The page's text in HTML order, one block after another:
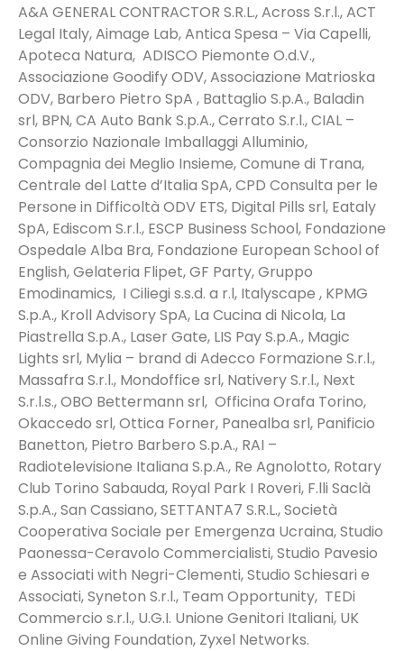
A&A GENERAL CONTRACTOR S.R.L., Across S.r.l., ACT
Legal Italy, Aimage Lab, Antica Spesa – Via Capelli,
Apoteca Natura, ADISCO Piemonte O.d.V.,
Associazione Goodify ODV, Associazione Matrioska
ODV, Barbero Pietro SpA , Battaglio S.p.A., Baladin
srl, BPN, CA Auto Bank S.p.A., Cerrato S.r.l., CIAL –
Consorzio Nazionale Imballaggi Alluminio,
Compagnia dei Meglio Insieme, Comune di Trana,
Centrale del Latte d’Italia SpA, CPD Consulta per le
Persone in Difficoltà ODV ETS, Digital Pills srl, Eataly
SpA, Ediscom S.r.l., ESCP Business School, Fondazione
Ospedale Alba Bra, Fondazione European School of
English, Gelateria Flipet, GF Party, Gruppo
Emodinamics, I Ciliegi s.s.d. a r.l, Italyscape , KPMG
S.p.A., Kroll Advisory SpA, La Cucina di Nicola, La
Piastrella S.p.A., Laser Gate, LIS Pay S.p.A., Magic
Lights srl, Mylia – brand di Adecco Formazione S.r.l.,
Massafra S.r.l., Mondoffice srl, Nativery S.r.l., Next
S.r.l.s., OBO Bettermann srl, Officina Orafa Torino,
Okaccedo srl, Ottica Forner, Panealba srl, Panificio
Banetton, Pietro Barbero S.p.A., RAI –
Radiotelevisione Italiana S.p.A., Re Agnolotto, Rotary
Club Torino Sabauda, Royal Park I Roveri, F.lli Saclà
S.p.A., San Cassiano, SETTANTA7 S.R.L., Società
Cooperativa Sociale per Emergenza Ucraina, Studio
Paonessa-Ceravolo Commercialisti, Studio Pavesio
e Associati with Negri-Clementi, Studio Schiesari e
Associati, Syneton S.r.l., Team Opportunity, TEDi
Commercio s.r.l., U.G.I. Unione Genitori Italiani, UK
Online Giving Foundation, Zyxel Networks.